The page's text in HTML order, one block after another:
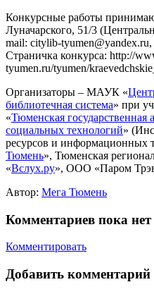
Конкурсные работы
Луначарского, 51/3
mail: citylib-
Страничка конкурса: http://
tyumen.ru/tyumen/
Организаторы – МАУК «
библиотечная система» при
«Тюменская государственная
социальных технологий»
ресурсов и информационных
Тюмень», Тюменская
«Вслух.ру», ООО «Паром
Автор: Мега Тюмень
Комментариев пока нет
Комментировать
Добавить комментарий